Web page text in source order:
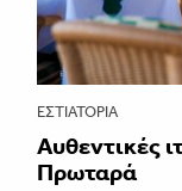
ΕΣΤΙΑΤΌΡΙΑ
Αυθεντικές
Πρωταρά